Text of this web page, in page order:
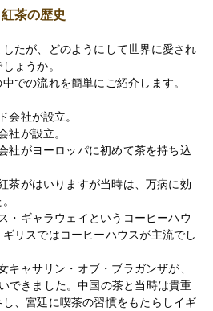
紅茶の歴史
たが、どのようにして世界に愛され
ょうか。
での流れを簡単にご紹介します。
会社が設立。
社が設立。
社がヨーロッパに初めて茶を持ち込
茶がはいりますが当時は、万病に効
・ギャラウェイというコーヒーハウ
リスではコーヒーハウスが主流でし
キャサリン・オブ・ブラガンザが、
できました。中国の茶と当時は貴重
、宮廷に喫茶の習慣をもたらしイギ